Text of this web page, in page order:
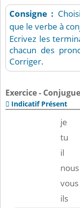
Consigne :
que le verbe à
Ecrivez les
chacun des
Corriger.
Exercice -
 Indicatif Présent
je
tu
il
nous
vous
ils